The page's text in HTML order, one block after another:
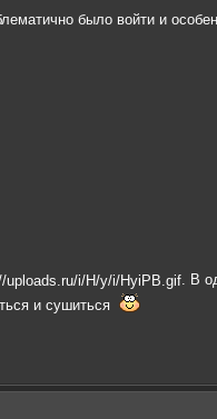
было войти и
. В
и сушиться